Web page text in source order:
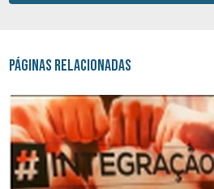
Páginas Relacionadas